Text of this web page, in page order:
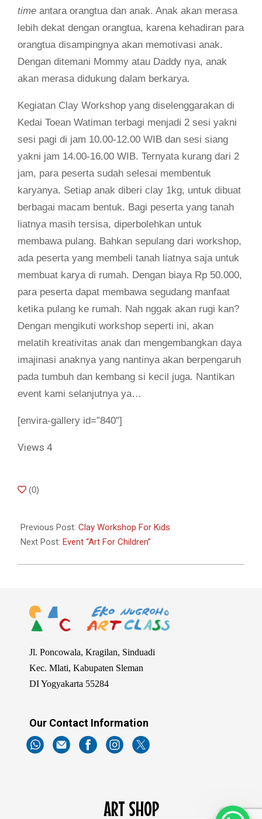
time antara orangtua dan anak. Anak akan merasa
lebih dekat dengan orangtua, karena kehadiran para
orangtua disampingnya akan memotivasi anak.
Dengan ditemani Mommy atau Daddy nya, anak
akan merasa didukung dalam berkarya.
Kegiatan Clay Workshop yang diselenggarakan di
Kedai Toean Watiman terbagi menjadi 2 sesi yakni
sesi pagi di jam 10.00-12.00 WIB dan sesi siang
yakni jam 14.00-16.00 WIB. Ternyata kurang dari 2
jam, para peserta sudah selesai membentuk
karyanya. Setiap anak diberi clay 1kg, untuk dibuat
berbagai macam bentuk. Bagi peserta yang tanah
liatnya masih tersisa, diperbolehkan untuk
membawa pulang. Bahkan sepulang dari workshop,
ada peserta yang membeli tanah liatnya saja untuk
membuat karya di rumah. Dengan biaya Rp 50.000,
para peserta dapat membawa segudang manfaat
ketika pulang ke rumah. Nah nggak akan rugi kan?
Dengan mengikuti workshop seperti ini, akan
melatih kreativitas anak dan mengembangkan daya
imajinasi anaknya yang nantinya akan berpengaruh
pada tumbuh dan kembang si kecil juga. Nantikan
event kami selanjutnya ya…
[envira-gallery id=”840″]
Views 4
2017-
(0)
Previous Post: Clay Workshop For Kids
Next Post: Event “Art For Children”
Jl. Poncowala, Kragilan, Sinduadi
Kec. Mlati, Kabupaten Sleman
DI Yogyakarta 55284
Our Contact Information
ART SHOP